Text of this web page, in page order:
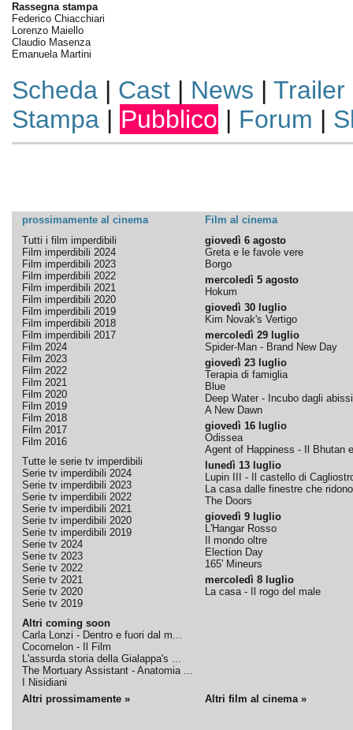
Rassegna stampa
Federico Chiacchiari
Lorenzo Maiello
Claudio Masenza
Emanuela Martini
Scheda| Cast| News | Trailer
Stampa| Pubblico | Forum |
prossimamente al cinema
Film al cinema
Tutti i film imperdibili
Film imperdibili 2024
Film imperdibili 2023
Film imperdibili 2022
Film imperdibili 2021
Film imperdibili 2020
Film imperdibili 2019
Film imperdibili 2018
Film imperdibili 2017
Film 2024
Film 2023
Film 2022
Film 2021
Film 2020
Film 2019
Film 2018
Film 2017
Film 2016
Tutte le serie tv imperdibili
Serie tv imperdibili 2024
Serie tv imperdibili 2023
Serie tv imperdibili 2022
Serie tv imperdibili 2021
Serie tv imperdibili 2020
Serie tv imperdibili 2019
Serie tv 2024
Serie tv 2023
Serie tv 2022
Serie tv 2021
Serie tv 2020
Serie tv 2019
Altri coming soon
Carla Lonzi - Dentro e fuori dal m...
Cocomelon - Il Film
L'assurda storia della Gialappa's ...
The Mortuary Assistant - Anatomia ...
I Nisidiani
giovedì 6 agosto
Greta e le favole vere
Borgo
mercoledì 5 agosto
Hokum
giovedì 30 luglio
Kim Novak's Vertigo
mercoledì 29 luglio
Spider-Man - Brand New Day
giovedì 23 luglio
Terapia di famiglia
Blue
Deep Water - Incubo dagli abissi
A New Dawn
giovedì 16 luglio
Odissea
Agent of Happiness - Il Bhutan
lunedì 13 luglio
Lupin III - Il castello di
La casa dalle finestre che ridono
The Doors
giovedì 9 luglio
L'Hangar Rosso
Il mondo oltre
Election Day
165' Mineurs
mercoledì 8 luglio
La casa - Il rogo del male
Altri prossimamente » Altri film al cinema »